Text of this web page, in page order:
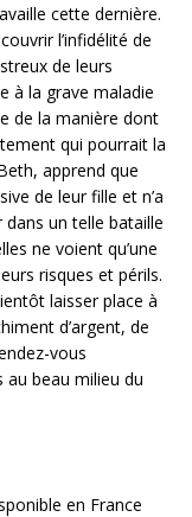
cette dernière.
l’infidélité de
de leurs
à la grave maladie
de la manière dont
qui pourrait la
apprend que
de leur fille et n’a
un telle bataille
ne voient qu’une
risques et périls.
laisser place à
d’argent, de
vous
au beau milieu du
en France